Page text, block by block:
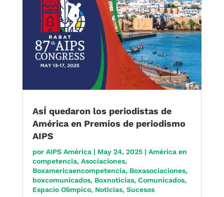
AsÍ quedaron los periodistas de
América en Premios de periodismo
AIPS
por AIPS América| May 24, 2025| América en
competencia, Asociaciones,
Boxamericaencompetencia, Boxasociaciones,
boxcomunicados, Boxnoticias, Comunicados,
Espacio Olimpico, Noticias, Sucesos